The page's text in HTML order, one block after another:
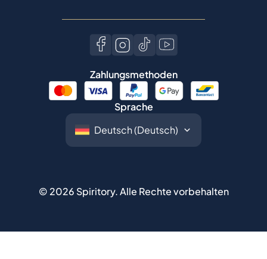
Zahlungsmethoden
Sprache
© 2026 Spiritory.Alle Rechte vorbehalten